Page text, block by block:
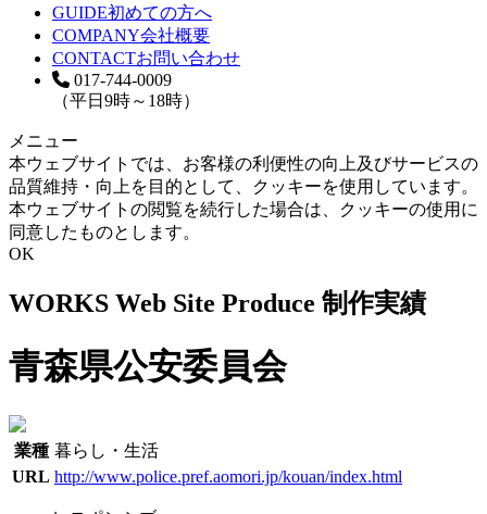
GUIDE初めての方へ
COMPANY会社概要
CONTACTお問い合わせ
017-744-0009
（平日9時～18時）
メニュー
本ウェブサイトでは、お客様の利便性の向上及びサービスの
品質維持・向上を目的として、クッキーを使用しています。
本ウェブサイトの閲覧を続行した場合は、クッキーの使用に
同意したものとします。
OK
WORKS Web Site Produce 制作実績
青森県公安委員会
業種 暮らし・生活
URL http://www.police.pref.aomori.jp/kouan/index.html